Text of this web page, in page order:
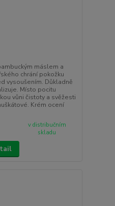
máslem a
chrání pokožku
vysoušením. Důkladně
Místo pocitu
vůni čistoty a svěžesti
Krém ocení
v distribučním
skladu